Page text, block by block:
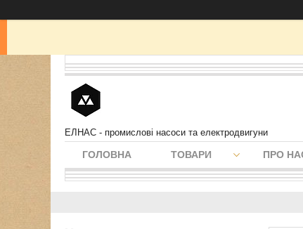
ЕЛНАС - промислові насоси та електродвигуни
ГОЛОВНА ТОВАРИ ПРО